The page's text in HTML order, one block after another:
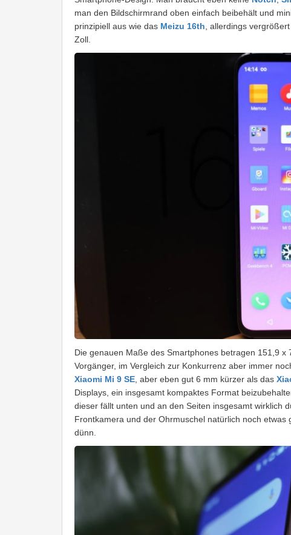
man den Bildschirmrand oben einfach beibehält und
prinzipiell aus wie das Meizu 16th , allerdings
Zoll.
Die genauen Maße des Smartphones betragen 151,9 x
Vorgänger, im Vergleich zur Konkurrenz aber immer
Xiaomi Mi 9 SE , aber eben gut 6 mm kürzer als das
Displays, ein insgesamt kompaktes Format
dieser fällt unten und an den Seiten insgesamt wirklich
Frontkamera und der Ohrmuschel natürlich noch
dünn.